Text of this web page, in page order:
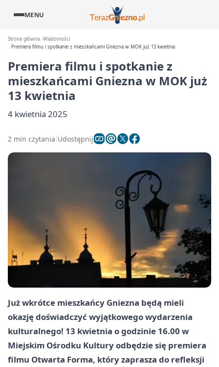
MENU
Strona główna Wiadomości
Premiera filmu i spotkanie z mieszkańcami Gniezna w MOK już 13 kwietnia
Premiera filmu i spotkanie z
mieszkańcami Gniezna w MOK już
13 kwietnia
4 kwietnia 2025
2 min czytania Udostępnij
Już wkrótce mieszkańcy Gniezna będą mieli
okazję doświadczyć wyjątkowego wydarzenia
kulturalnego! 13 kwietnia o godzinie 16.00 w
Miejskim Ośrodku Kultury odbędzie się premiera
filmu Otwarta Forma, który zaprasza do refleksji